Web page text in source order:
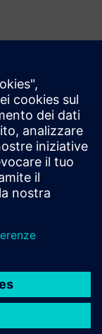
(FVD/VSD
tensione)
dati)